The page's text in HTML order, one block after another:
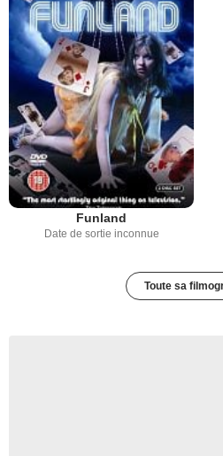
Funland
Date de sortie inconnue
Toute sa